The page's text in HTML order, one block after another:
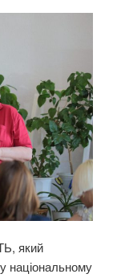
який
національному